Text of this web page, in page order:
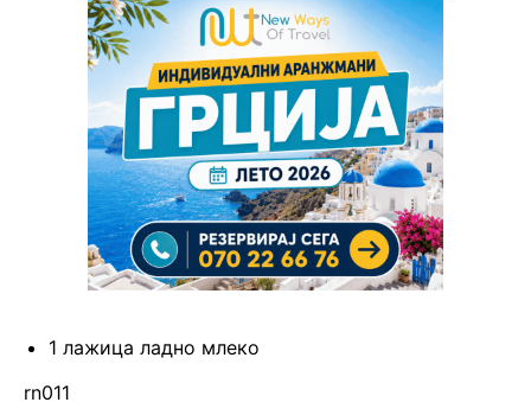
1 лажица ладно млеко
rn011